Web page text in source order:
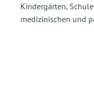
Kindergärten,
medizinischen und